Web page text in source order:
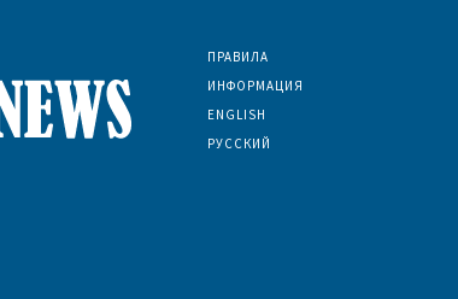
ПРАВИЛА
ИНФОРМАЦИЯ
ENGLISH
РУССКИЙ